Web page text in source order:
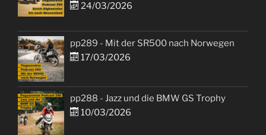
24/03/2026
pp289 - Mit der SR500 nach Norwegen
17/03/2026
pp288 - Jazz und die BMW GS Trophy
10/03/2026